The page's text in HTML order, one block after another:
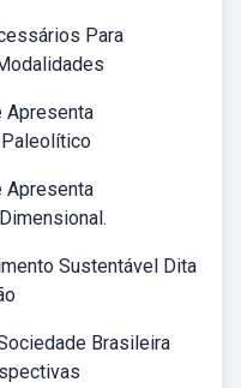
Para
Apresenta
Apresenta
Sustentável Dita
Brasileira